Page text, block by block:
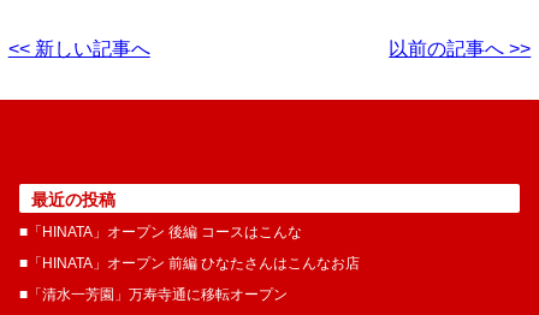
<< 新しい記事へ 以前の記事へ >>
最近の投稿
■「HINATA」オープン 後編 コースはこんな
■「HINATA」オープン 前編 ひなたさんはこんなお店
■「清水一芳園」万寿寺通に移転オープン